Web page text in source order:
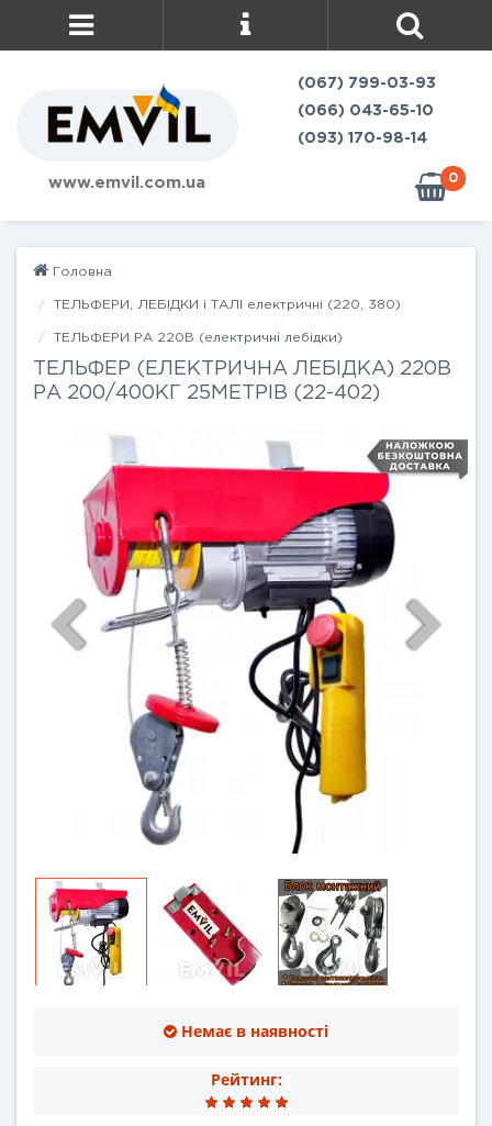
www.emvil.com.ua
(067) 799-03-93
(066) 043-65-10
(093) 170-98-14
0
Головна
ТЕЛЬФЕРИ, ЛЕБІДКИ і ТАЛІ електричні (220, 380)
ТЕЛЬФЕРИ РА 220В (електричні лебідки)
ТЕЛЬФЕР (ЕЛЕКТРИЧНА ЛЕБІДКА) 220В
РА 200/400КГ 25МЕТРІВ (22-402)
Немає в наявності
Рейтинг: